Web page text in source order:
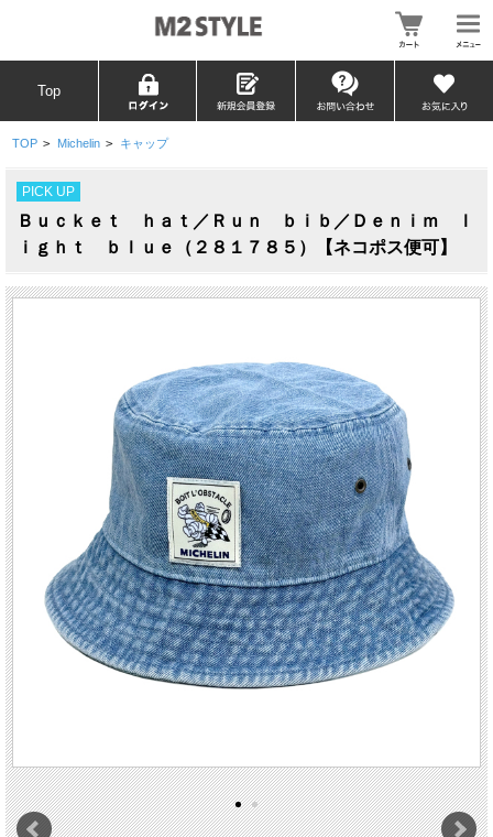
Top
TOP > Michelin > キャップ
PICK UP
Ｂｕｃｋｅｔ ｈａｔ／Ｒｕｎ ｂｉｂ／Ｄｅｎｉｍ ｌ
ｉｇｈｔ ｂｌｕｅ（２８１７８５）【ネコポス便可】